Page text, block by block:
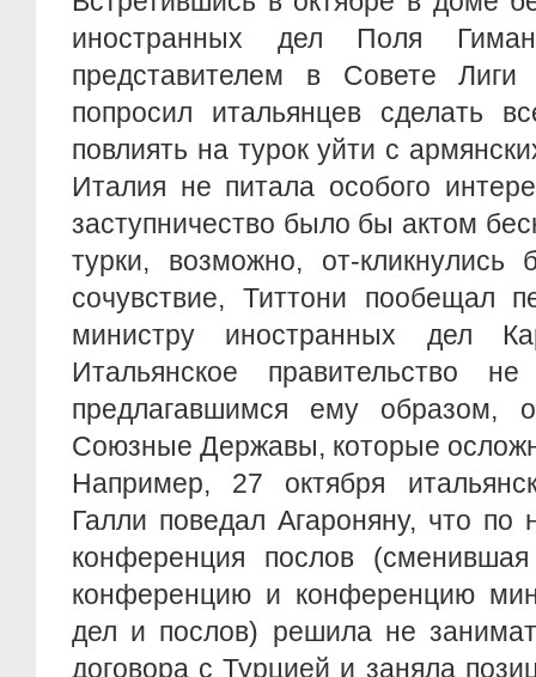
иностранных дел Поля
представителем в Совете Лиги
попросил итальянцев сделать
повлиять на турок уйти с
Италия не питала особого
заступничество было бы актом
турки, возможно, от-
сочувствие, Титтони пообещал
министру иностранных дел
Итальянское правительство
предлагавшимся ему образом,
Союзные Державы, которые
Например, 27 октября
Галли поведал Агароняну, что по
конференция послов
конференцию и конференцию
дел и послов) решила не
договора с Турцией и заняла